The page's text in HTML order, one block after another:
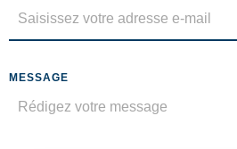
MESSAGE